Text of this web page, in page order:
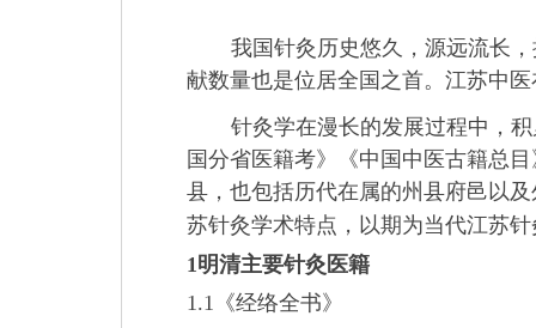
我国针灸历史悠久，源远流长
献数量也是位居全国之首。江苏中
针灸学在漫长的发展过程中，
国分省医籍考》《中国中医古籍总
县，也包括历代在属的州县府邑以
苏针灸学术特点，以期为当代江苏
1明清主要针灸医籍
1.1 《经络全书》